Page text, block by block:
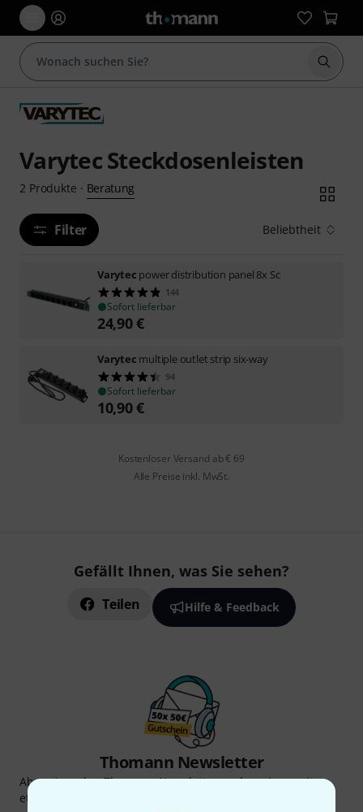
Suche
Varytec Steckdosenleisten
2 Produkte · Beratung
Filter Beliebtheit
Varytec power distribution panel 8x Sc
144
Sofort lieferbar
24,90€
Varytec multiple outlet strip six-way
94
Sofort lieferbar
10,90€
Kostenloser Versand ab € 69
Alle Preise inkl. MwSt.
Gefällt Ihnen, was Sie sehen?
Teilen Hilfe & Feedback
Thomann Newsletter
Abonniere den Thomann Newsletter und gewinne mit
etwas Glück einen von